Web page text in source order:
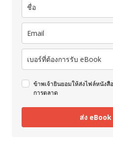
ข้าพเจ้ายินยอมให้ส่งไฟล์หนังสื
การตลาด
ส่ง eBook